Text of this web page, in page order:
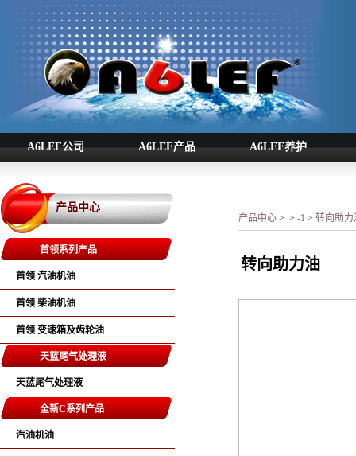
A6LEF公司 A6LEF产品 A6LEF养护
产品中心
首领系列产品
首领 汽油机油
首领 柴油机油
首领 变速箱及齿轮油
天蓝尾气处理液
天蓝尾气处理液
全新C系列产品
汽油机油
产品中心 > > -1 > 转向助力
转向助力油